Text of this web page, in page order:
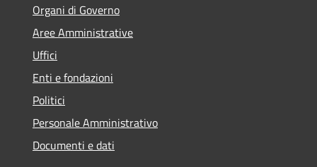
Organi di Governo
Aree Amministrative
Uffici
Enti e fondazioni
Politici
Personale Amministrativo
Documenti e dati